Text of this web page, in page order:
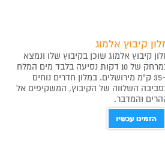
קיבוץ אלמוג
קיבוץ אלמוג שוכן בקיבוץ שלו ונמצא
במרחק של 10 דקות נסיעה בלבד מים המלח
ו-35 ק"מ מירושלים. במלון חדרים נוחים
השלווה של הקיבוץ, המשקיפים אל
והמדבר.